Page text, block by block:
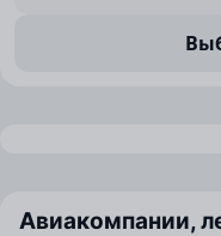
Авиакомпании,